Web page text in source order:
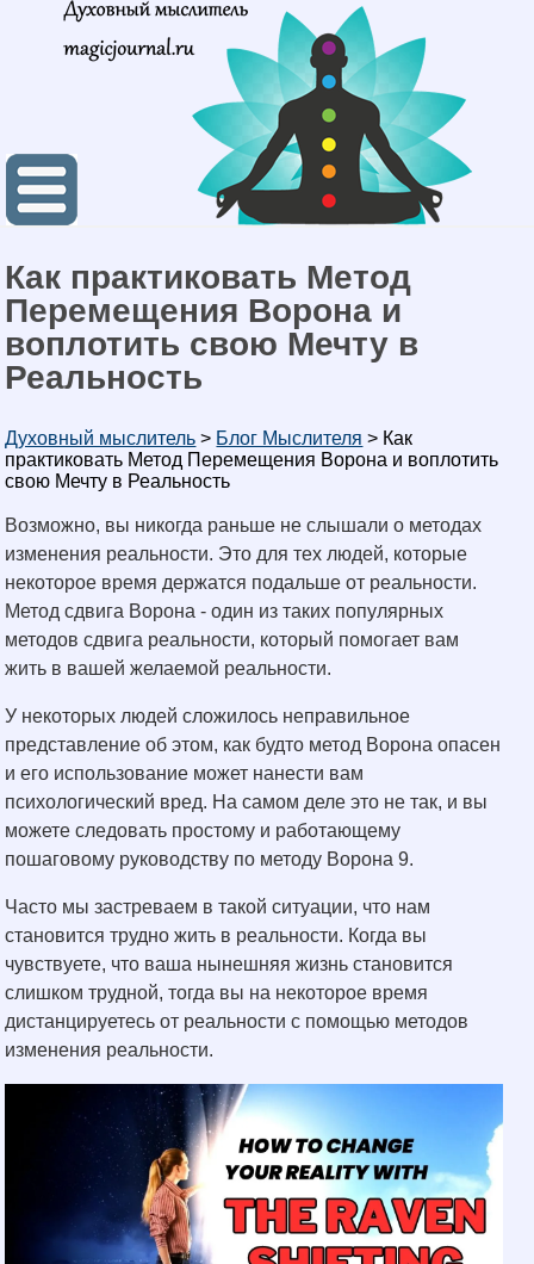
Как практиковать Метод
Перемещения Ворона и
воплотить свою Мечту в
Реальность
Духовный мыслитель > Блог Мыслителя > Как
практиковать Метод Перемещения Ворона и воплотить
свою Мечту в Реальность
Возможно, вы никогда раньше не слышали о методах
изменения реальности. Это для тех людей, которые
некоторое время держатся подальше от реальности.
Метод сдвига Ворона - один из таких популярных
методов сдвига реальности, который помогает вам
жить в вашей желаемой реальности.
У некоторых людей сложилось неправильное
представление об этом, как будто метод Ворона опасен
и его использование может нанести вам
психологический вред. На самом деле это не так, и вы
можете следовать простому и работающему
пошаговому руководству по методу Ворона 9.
Часто мы застреваем в такой ситуации, что нам
становится трудно жить в реальности. Когда вы
чувствуете, что ваша нынешняя жизнь становится
слишком трудной, тогда вы на некоторое время
дистанцируетесь от реальности с помощью методов
изменения реальности.